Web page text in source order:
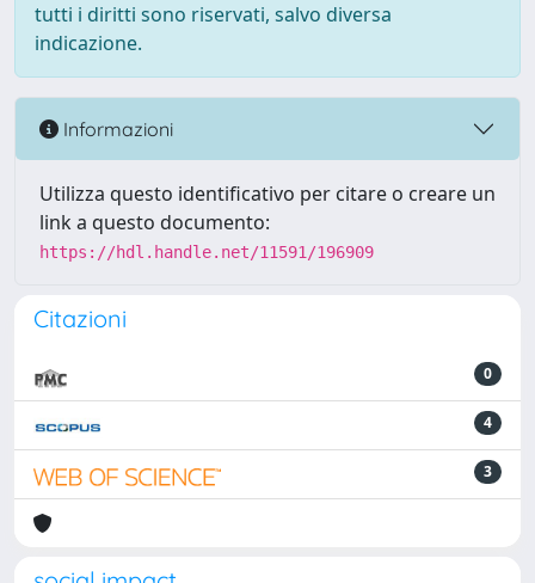
tutti i diritti sono riservati, salvo diversa
indicazione.
Informazioni
Utilizza questo identificativo per citare o creare un
link a questo documento:
https://hdl.handle.net/11591/196909
Citazioni
0
4
3